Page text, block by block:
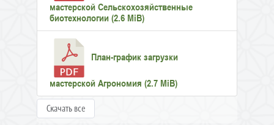
мастерской Сельскохозяйственные
биотехнологии (2.6 MiB)
План-график загрузки
мастерской Агрономия (2.7 MiB)
Скачать все